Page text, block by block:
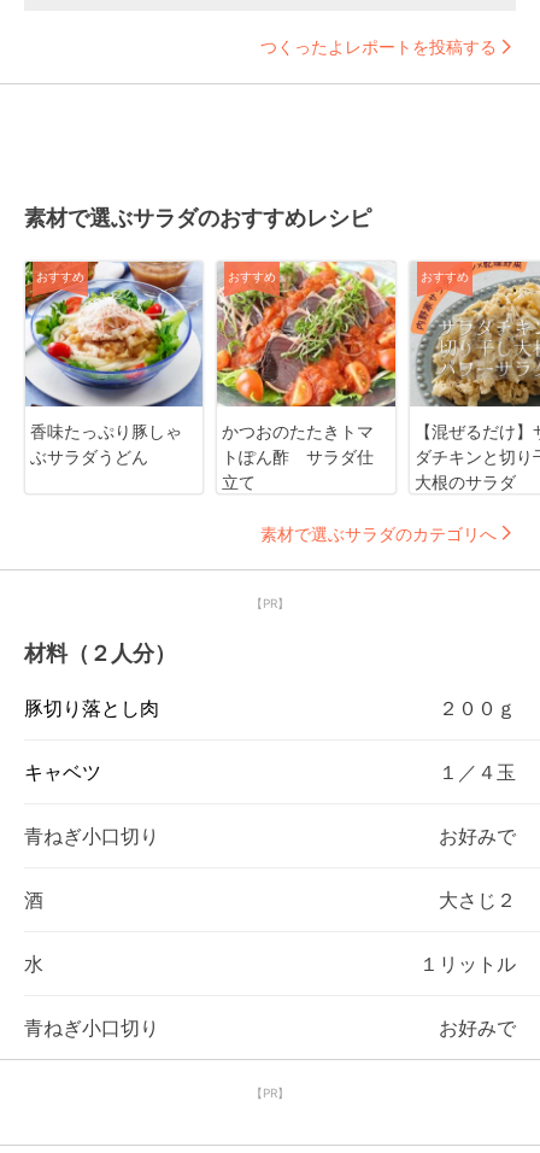
つくったよレポートを投稿する
素材で選ぶサラダのおすすめレシピ
おすすめ
香味たっぷり豚しゃ
ぶサラダうどん
おすすめ
かつおのたたきトマ
トぽん酢 サラダ仕
立て
おすすめ
【混ぜるだけ】
ダチキンと切り
大根のサラダ
素材で選ぶサラダのカテゴリへ
【PR】
材料（２人分）
豚切り落とし肉 ２００ｇ
キャベツ １／４玉
青ねぎ小口切り お好みで
酒 大さじ２
水 １リットル
青ねぎ小口切り お好みで
【PR】